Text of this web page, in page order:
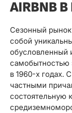
AIRBNB
Сезонный
собой
обусловленный
самобытностью
в 1960-х годах.
частными
состоятельную